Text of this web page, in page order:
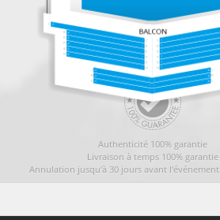
Authenticité 100% garantie
Livraison à temps 100% garantie
Annulation jusqu'à 30 jours avant l'événement